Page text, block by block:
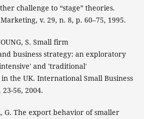
challenge to “stage” theories.
v. 29, n. 8, p. 60–75, 1995.
S. Small firm
business strategy: an exploratory
and 'traditional'
the UK. International Small Business
56, 2004.
G. The export behavior of smaller